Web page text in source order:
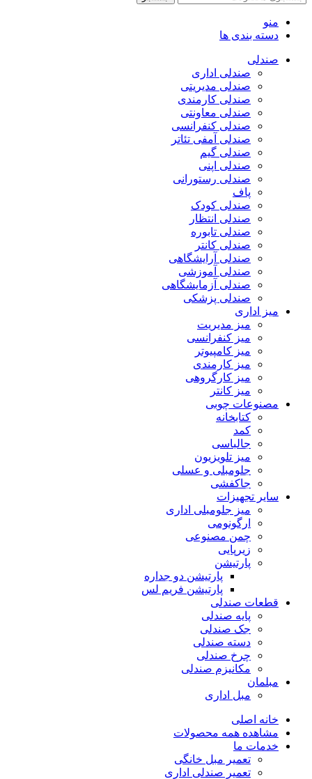
منو
دسته بندی ها
صندلی
صندلی اداری
صندلی مدیریتی
صندلی کارمندی
صندلی معاونتی
صندلی کنفرانسی
صندلی آمفی تئاتر
صندلی گیم
صندلی اپنی
صندلی رستورانی
پاف
صندلی کودک
صندلی انتظار
صندلی تابوره
صندلی کانتر
صندلی آرایشگاهی
صندلی آموزشی
صندلی آزمایشگاهی
صندلی پزشکی
میز اداری
میز مدیریت
میز کنفرانسی
میز کامپیوتر
میز کارمندی
میز کارگروهی
میز کانتر
مصنوعات چوبی
کتابخانه
کمد
جالباسی
میز تلویزیون
جلومبلی و عسلی
جاکفشی
سایر تجهیزات
میز جلومبلی اداری
ارگونومی
چمن مصنوعی
زیرپایی
پارتیشن
پارتیشن دو جداره
پارتیشن فریم لس
قطعات صندلی
پایه صندلی
جک صندلی
دسته صندلی
چرخ صندلی
مکانیزم صندلی
مبلمان
مبل اداری
خانه اصلی
مشاهده همه محصولات
خدمات ما
تعمیر مبل خانگی
تعمیر صندلی اداری